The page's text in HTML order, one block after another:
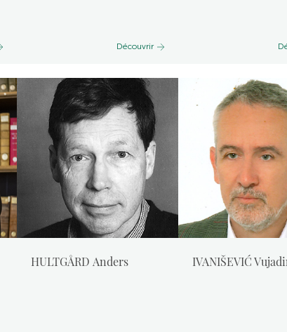
Découvrir
HULTGÅRD Anders IVANIŠEVIĆ